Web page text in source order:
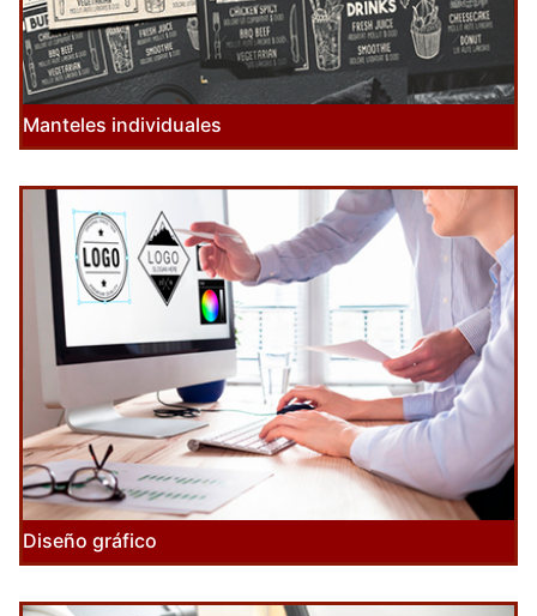
Manteles individuales
Diseño gráfico